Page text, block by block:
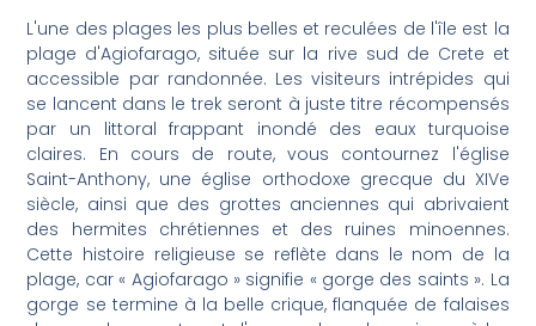
L'une des plages les plus belles et reculées de l'île est la
plage d'Agiofarago, située sur la rive sud de Crete et
accessible par randonnée. Les visiteurs intrépides qui
se lancent dans le trek seront à juste titre récompensés
par un littoral frappant inondé des eaux turquoise
claires. En cours de route, vous contournez l'église
Saint-Anthony, une église orthodoxe grecque du XIVe
siècle, ainsi que des grottes anciennes qui abrivaient
des hermites chrétiennes et des ruines minoennes.
Cette histoire religieuse se reflète dans le nom de la
plage, car « Agiofarago » signifie « gorge des saints ». La
gorge se termine à la belle crique, flanquée de falaises